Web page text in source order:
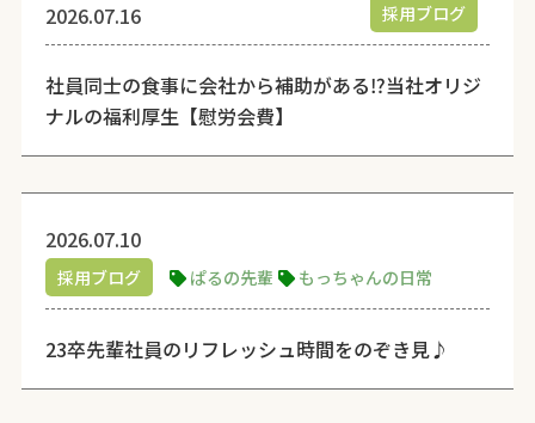
2026.07.16 採用ブログ
社員同士の食事に会社から補助がある⁉当社オリジ
ナルの福利厚生【慰労会費】
2026.07.10
採用ブログ ぱるの先輩 もっちゃんの日常
23卒先輩社員のリフレッシュ時間をのぞき見♪